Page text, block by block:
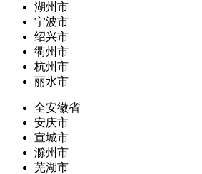
湖州市
宁波市
绍兴市
衢州市
杭州市
丽水市
全安徽省
安庆市
宣城市
滁州市
芜湖市